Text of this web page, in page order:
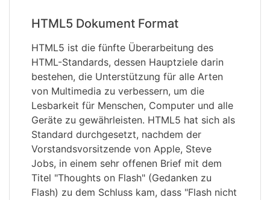
HTML5 Dokument Format
HTML5 ist die fünfte Überarbeitung des
HTML-Standards, dessen Hauptziele darin
bestehen, die Unterstützung für alle Arten
von Multimedia zu verbessern, um die
Lesbarkeit für Menschen, Computer und alle
Geräte zu gewährleisten. HTML5 hat sich als
Standard durchgesetzt, nachdem der
Vorstandsvorsitzende von Apple, Steve
Jobs, in einem sehr offenen Brief mit dem
Titel "Thoughts on Flash" (Gedanken zu
Flash) zu dem Schluss kam, dass "Flash nicht